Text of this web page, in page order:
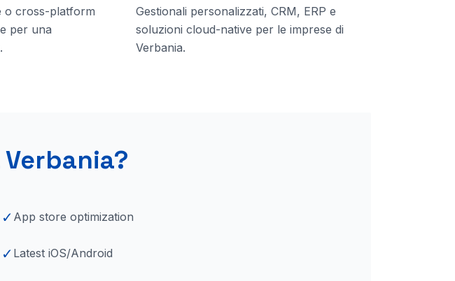
o cross-platform
per una
Gestionali personalizzati, CRM, ERP e
soluzioni cloud-native per le imprese di
Verbania.
Verbania?
✓ App store optimization
✓ Latest iOS/Android